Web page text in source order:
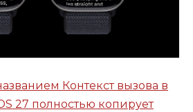
Контекст вызова в
27 полностью копирует